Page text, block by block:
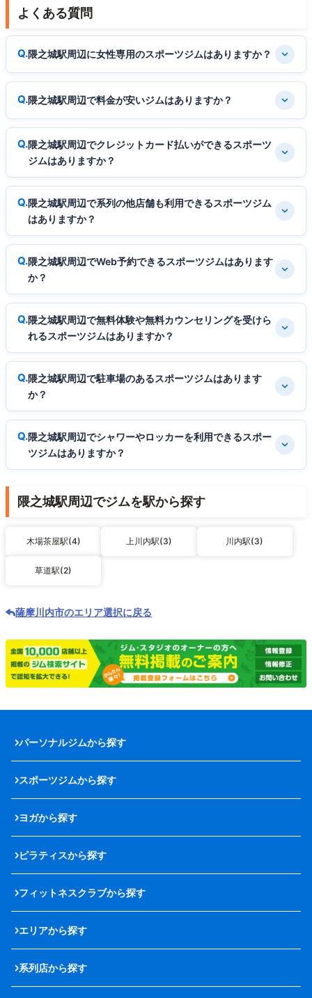
よくある質問
隈之城駅周辺に女性専用のスポーツジムはありますか？
隈之城駅周辺で料金が安いジムはありますか？
隈之城駅周辺でクレジットカード払いができるスポーツ
ジムはありますか？
隈之城駅周辺で系列の他店舗も利用できるスポーツジム
はありますか？
隈之城駅周辺でWeb予約できるスポーツジムはあります
か？
隈之城駅周辺で無料体験や無料カウンセリングを受けら
れるスポーツジムはありますか？
隈之城駅周辺で駐車場のあるスポーツジムはあります
か？
隈之城駅周辺でシャワーやロッカーを利用できるスポー
ツジムはありますか？
隈之城駅周辺でジムを駅から探す
木場茶屋駅(4) 上川内駅(3) 川内駅(3)
草道駅(2)
薩摩川内市のエリア選択に戻る
パーソナルジムから探す
スポーツジムから探す
ヨガから探す
ピラティスから探す
フィットネスクラブから探す
エリアから探す
系列店から探す